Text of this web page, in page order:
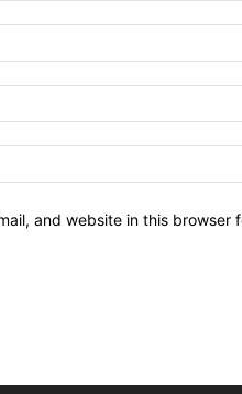
and website in this browser